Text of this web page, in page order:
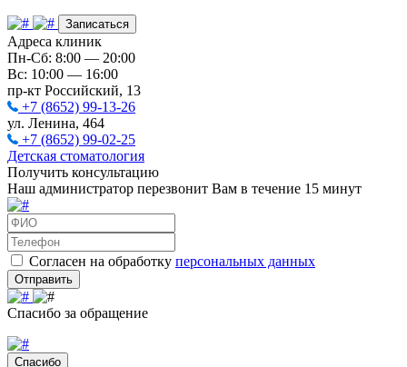
Записаться
Адреса клиник
Пн-Сб: 8:00 — 20:00
Вс: 10:00 — 16:00
пр-кт Российский, 13
+7 (8652) 99-13-26
ул. Ленина, 464
+7 (8652) 99-02-25
Детская стоматология
Получить консультацию
Наш администратор перезвонит Вам в течение 15 минут
Согласен на обработку персональных данных
Отправить
Спасибо за обращение
Спасибо